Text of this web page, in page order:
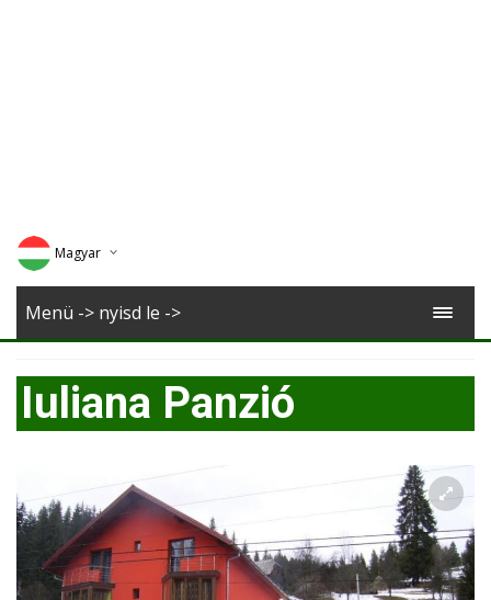
Magyar
Deutsch
Romana
Menü -> nyisd le ->
Iuliana Panzió